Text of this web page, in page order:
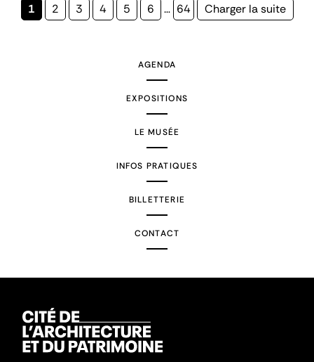
Page
1 Page
2 Page
3 Page
4 Page
5 Page
6 … Page
64
Page
Charger la suite
AGENDA
EXPOSITIONS
LE MUSÉE
INFOS PRATIQUES
BILLETTERIE
CONTACT